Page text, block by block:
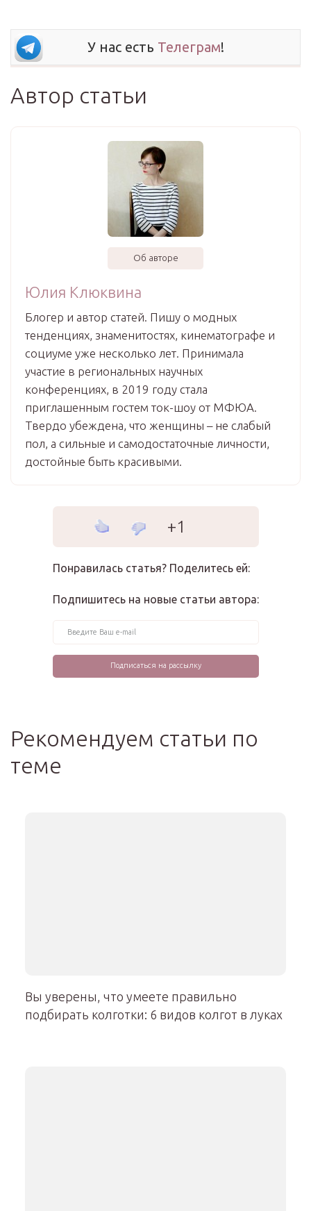
У нас есть Телеграм!
Автор статьи
Об авторе
Юлия Клюквина
Блогер и автор статей. Пишу о модных
тенденциях, знаменитостях, кинематографе и
социуме уже несколько лет. Принимала
участие в региональных научных
конференциях, в 2019 году стала
приглашенным гостем ток-шоу от МФЮА.
Твердо убеждена, что женщины – не слабый
пол, а сильные и самодостаточные личности,
достойные быть красивыми.
+1
Понравилась статья? Поделитесь ей:
Подпишитесь на новые статьи автора:
Рекомендуем статьи по
теме
Вы уверены, что умеете правильно
подбирать колготки: 6 видов колгот в луках